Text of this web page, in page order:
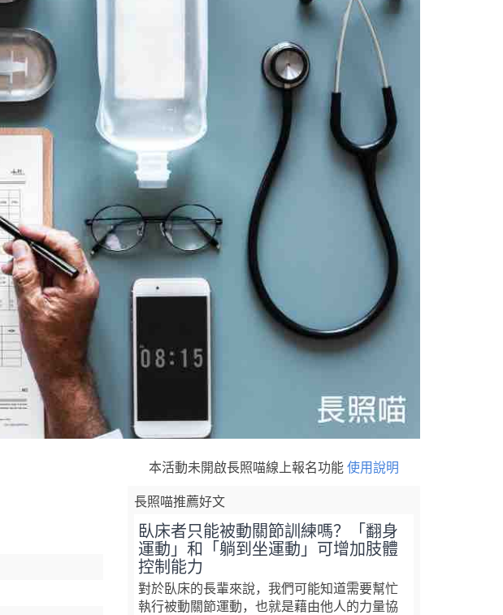
本活動未開啟長照喵線上報名功能 使用說明
長照喵推薦好文
臥床者只能被動關節訓練嗎？「翻身
運動」和「躺到坐運動」可增加肢體
控制能力
對於臥床的長輩來說，我們可能知道需要幫忙
執行被動關節運動，也就是藉由他人的力量協